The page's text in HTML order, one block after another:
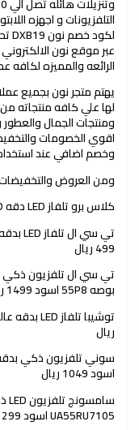
التلفزيونات و اجهزه
عبر موقع نون
الرائعه والمميزه لكافه
يهتم متجر نون بجميع
لها علي كافه منتجاته من
ومنتجات الجمال
اقوي الخصومات
وخصم اضافي عند
ومن العروض والتخفيضات
كلاس برو تلفاز LED دقه FULL HD حجم 40 بوصه 649 ريال
499 ريال
بوصه 55P8 اسود 1499 ريال
ريال
اسود 1049 ريال
UA55RU7105 اسود 2299 ريال